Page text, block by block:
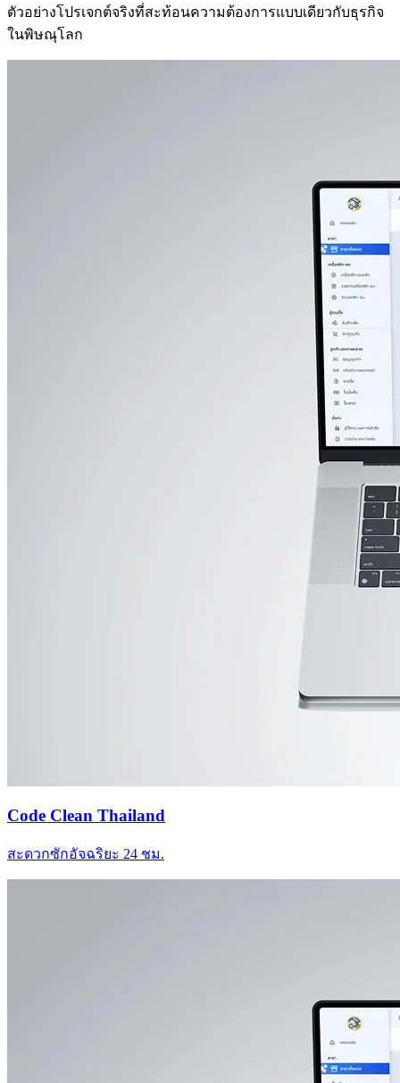
ตัวอย่างโปรเจกต์จริงที่สะท้อนความต้องการแบบเดียวกับธุรกิจ
ในพิษณุโลก
Code Clean Thailand
สะดวกซักอัจฉริยะ 24 ชม.